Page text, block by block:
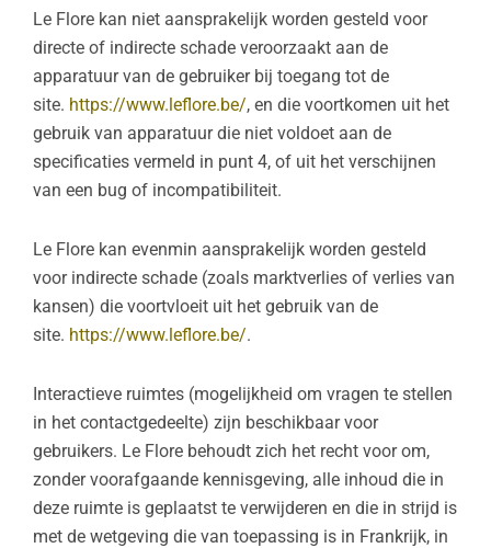
Le Flore kan niet aansprakelijk worden gesteld voor
directe of indirecte schade veroorzaakt aan de
apparatuur van de gebruiker bij toegang tot de
site. https://www.leflore.be/, en die voortkomen uit het
gebruik van apparatuur die niet voldoet aan de
specificaties vermeld in punt 4, of uit het verschijnen
van een bug of incompatibiliteit.
Le Flore kan evenmin aansprakelijk worden gesteld
voor indirecte schade (zoals marktverlies of verlies van
kansen) die voortvloeit uit het gebruik van de
site. https://www.leflore.be/.
Interactieve ruimtes (mogelijkheid om vragen te stellen
in het contactgedeelte) zijn beschikbaar voor
gebruikers. Le Flore behoudt zich het recht voor om,
zonder voorafgaande kennisgeving, alle inhoud die in
deze ruimte is geplaatst te verwijderen en die in strijd is
met de wetgeving die van toepassing is in Frankrijk, in